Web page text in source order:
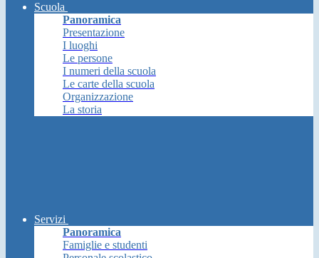
Scuola
Panoramica
Presentazione
I luoghi
Le persone
I numeri della scuola
Le carte della scuola
Organizzazione
La storia
Servizi
Panoramica
Famiglie e studenti